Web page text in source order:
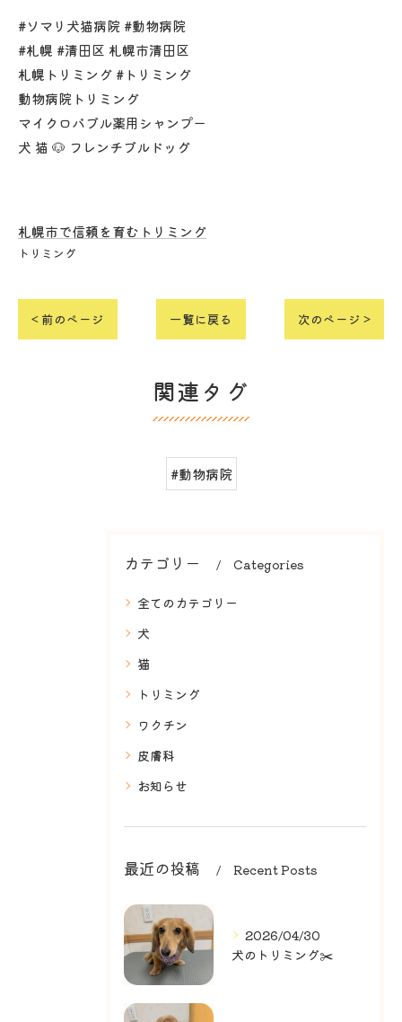
#ソマリ犬猫病院 #動物病院
#札幌 #清田区 札幌市清田区
札幌トリミング #トリミング
動物病院トリミング
マイクロバブル薬用シャンプー
犬 猫 🐶 フレンチブルドッグ
札幌市で信頼を育むトリミング
トリミング
< 前のページ 一覧に戻る 次のページ >
関連タグ
#動物病院
カテゴリー Categories
全てのカテゴリー
犬
猫
トリミング
ワクチン
皮膚科
お知らせ
最近の投稿 Recent Posts
2026/04/30
犬のトリミング✂️